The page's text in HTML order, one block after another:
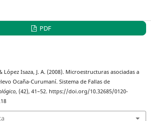
PDF
López Isaza, J. A. (2008). Microestructuras asociadas a
Ocaña-Curumaní. Sistema de Fallas de
, (42), 41–52. https://doi.org/10.32685/0120-